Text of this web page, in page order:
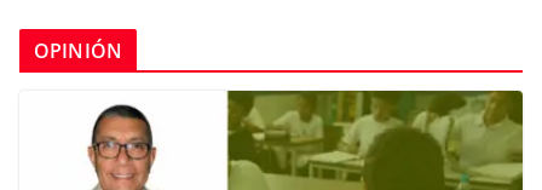
OPINIÓN